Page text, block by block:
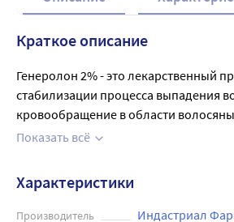
Краткое описание
Генеролон 2% - это лекарственный
стабилизации процесса выпадения
кровообращение в области
раствора с помощью дозатора (7
Показать всё
Характеристики
Производитель
Индастриал